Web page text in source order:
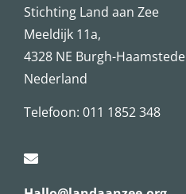
Stichting Land aan Zee
Meeldijk 11a,
4328 NE Burgh-Haamstede
Nederland
Telefoon: 011 1852 348